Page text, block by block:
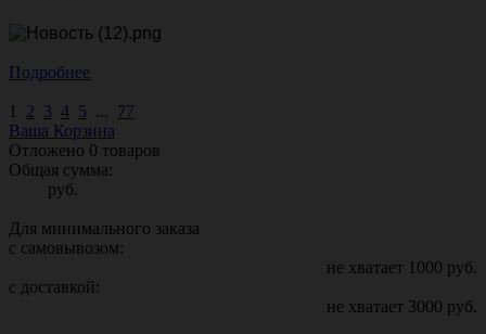
Подробнее
1 2 3 4 5 ... 77
Ваша Корзина
Отложено 0 товаров
Общая сумма:
руб.
Для минимального заказа
с самовывозом:
не хватает 1000 руб.
с доставкой:
не хватает 3000 руб.